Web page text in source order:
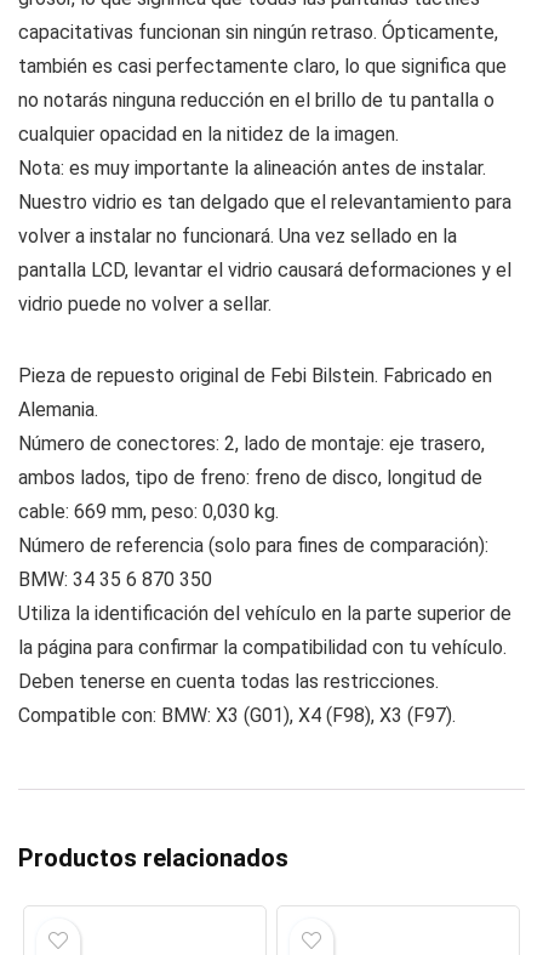
capacitativas funcionan sin ningún retraso. Ópticamente,
también es casi perfectamente claro, lo que significa que
no notarás ninguna reducción en el brillo de tu pantalla o
cualquier opacidad en la nitidez de la imagen.
Nota: es muy importante la alineación antes de instalar.
Nuestro vidrio es tan delgado que el relevantamiento para
volver a instalar no funcionará. Una vez sellado en la
pantalla LCD, levantar el vidrio causará deformaciones y el
vidrio puede no volver a sellar.
Pieza de repuesto original de Febi Bilstein. Fabricado en
Alemania.
Número de conectores: 2, lado de montaje: eje trasero,
ambos lados, tipo de freno: freno de disco, longitud de
cable: 669 mm, peso: 0,030 kg.
Número de referencia (solo para fines de comparación):
BMW: 34 35 6 870 350
Utiliza la identificación del vehículo en la parte superior de
la página para confirmar la compatibilidad con tu vehículo.
Deben tenerse en cuenta todas las restricciones.
Compatible con: BMW: X3 (G01), X4 (F98), X3 (F97).
Productos relacionados